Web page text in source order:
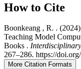
How to Cite
Boonkeang , R. .
Teaching Model
Books .
267–286. https://
More Citation Formats